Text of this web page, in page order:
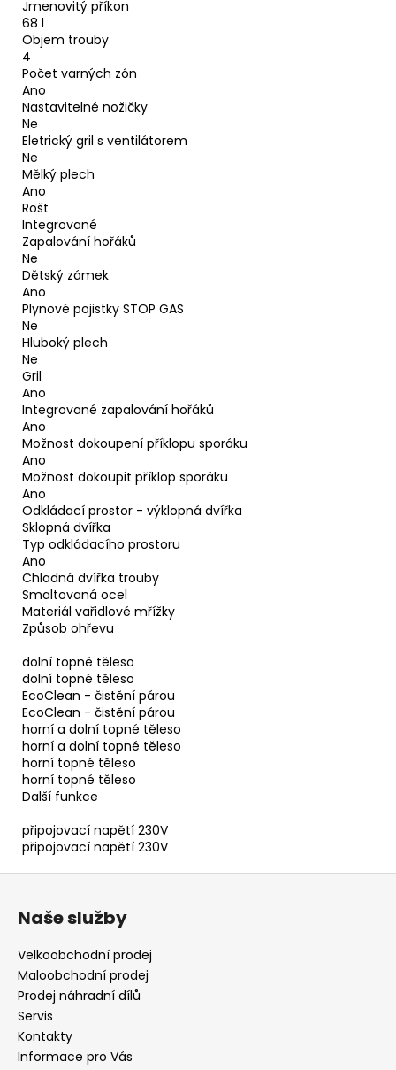
Jmenovitý příkon
68 l
Objem trouby
4
Počet varných zón
Ano
Nastavitelné nožičky
Ne
Eletrický gril s ventilátorem
Ne
Mělký plech
Ano
Rošt
Integrované
Zapalování hořáků
Ne
Dětský zámek
Ano
Plynové pojistky STOP GAS
Ne
Hluboký plech
Ne
Gril
Ano
Integrované zapalování hořáků
Ano
Možnost dokoupení příklopu sporáku
Ano
Možnost dokoupit příklop sporáku
Ano
Odkládací prostor - výklopná dvířka
Sklopná dvířka
Typ odkládacího prostoru
Ano
Chladná dvířka trouby
Smaltovaná ocel
Materiál vařidlové mřížky
Způsob ohřevu
dolní topné těleso
dolní topné těleso
EcoClean - čistění párou
EcoClean - čistění párou
horní a dolní topné těleso
horní a dolní topné těleso
horní topné těleso
horní topné těleso
Další funkce
připojovací napětí 230V
připojovací napětí 230V
Naše služby
Velkoobchodní prodej
Maloobchodní prodej
Prodej náhradní dílů
Servis
Kontakty
Informace pro Vás